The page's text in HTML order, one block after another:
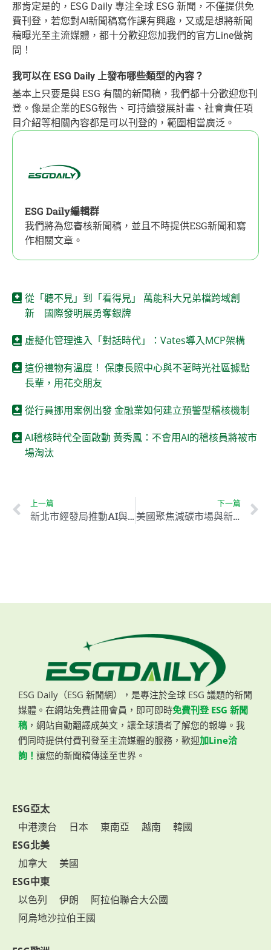
那肯定是的，ESG Daily 專注全球 ESG 新聞，不僅提供免
費刊登，若您對AI新聞稿寫作課有興趣，又或是想將新聞
稿曝光至主流媒體，都十分歡迎您加我們的官方Line做詢
問！
我可以在 ESG Daily 上發布哪些類型的內容？
基本上只要是與 ESG 有關的新聞稿，我們都十分歡迎您刊
登。像是企業的ESG報告、可持續發展計畫、社會責任項
目介紹等相關內容都是可以刊登的，範圍相當廣泛。
ESG Daily編輯群
我們將為您審核新聞稿，並且不時提供ESG新聞和寫
作相關文章。
從「聽不見」到「看得見」 萬能科大兄弟檔跨域創
新 國際發明展勇奪銀牌
虛擬化管理進入「對話時代」：Vates導入MCP架構
這份禮物有溫度！ 保康長照中心與不荖時光社區據點
長輩，用花交朋友
從行員挪用案例出發 金融業如何建立預警型稽核機制
AI稽核時代全面啟動 黃秀鳳：不會用AI的稽核員將被市
場淘汰
上一篇
新北市經發局推動AI與電動車發展 打造淨零碳排目標產業鏈
下一篇
美國聚焦減碳市場與新規政策 亞洲供應鏈迎來新機會
ESG Daily（ESG 新聞網），是專注於全球 ESG 議題的新聞
媒體。在網站免費註冊會員，即可即時免費刊登 ESG 新聞
稿 ，網站自動翻譯成英文，讓全球讀者了解您的報導。我
們同時提供付費刊登至主流媒體的服務，歡迎加Line洽
詢！ 讓您的新聞稿傳達至世界。
ESG亞太
中港澳台
日本 東南亞 越南
韓國
ESG北美
加拿大
美國
ESG中東
以色列
伊朗
阿拉伯聯合大公國
阿烏地沙拉伯王國